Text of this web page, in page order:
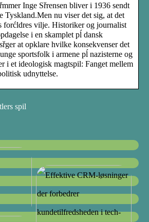
Inge Sřrensen bliver i 1936 sendt
Tyskland.Men nu viser det sig, at det
forćldres vilje. Historiker og journalist
i en skamplet pĺ dansk
at opklare hvilke konsekvenser det
sportsfolk i armene pĺ nazisterne og
i et ideologisk magtspil: Fanget mellem
udnyttelse.
spil